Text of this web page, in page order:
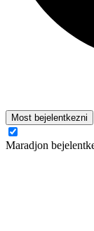
Most bejelentkezni
Maradjon